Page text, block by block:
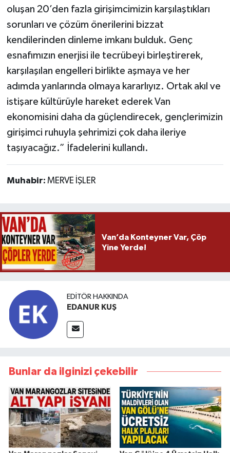
oluşan 20’den fazla girişimcimizin karşılaştıkları
sorunları ve çözüm önerilerini bizzat
kendilerinden dinleme imkanı bulduk. Genç
esnafımızın enerjisi ile tecrübeyi birleştirerek,
karşılaşılan engelleri birlikte aşmaya ve her
adımda yanlarında olmaya kararlıyız. Ortak akıl ve
istişare kültürüyle hareket ederek Van
ekonomisini daha da güçlendirecek, gençlerimizin
girişimci ruhuyla şehrimizi çok daha ileriye
taşıyacağız.” İfadelerini kullandı.
Muhabir: MERVE İŞLER
Van’da Konteyner Var, Çöp
Yine Yerde!
EDITÖR HAKKINDA
EDANUR KUŞ
Bunlar da ilginizi çekebilir